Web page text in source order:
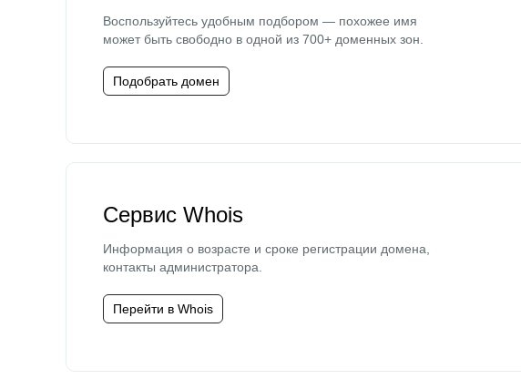
Воспользуйтесь удобным подбором — похожее имя
может быть свободно в одной из 700+ доменных зон.
Подобрать домен
Сервис Whois
Информация о возрасте и сроке регистрации домена,
контакты администратора.
Перейти в Whois